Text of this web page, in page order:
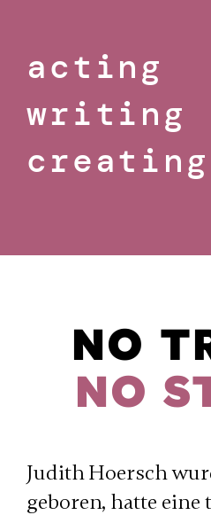
acting
writing
creating
NO
NO
Judith Hoersch
geboren, hatte